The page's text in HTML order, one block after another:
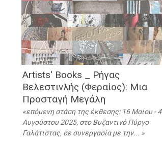
Artists' Books _ Ρήγας
Βελεστινλής (Φεραίος): Μια
Προσταγή Μεγάλη
επόμενη στάση της έκθεσης: 16 Μαίου - 4
Αυγούστου 2025, στο Βυζαντινό Πύργο
Γαλάτιστας, σε συνεργασία με την...